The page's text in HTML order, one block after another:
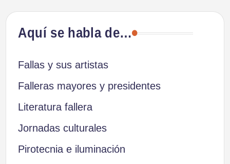
Aquí se habla de…
Fallas y sus artistas
Falleras mayores y presidentes
Literatura fallera
Jornadas culturales
Pirotecnia e iluminación